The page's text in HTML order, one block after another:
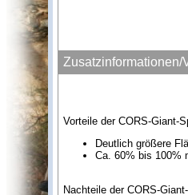
Zusatzinformationen/
Vorteile der CORS-Giant-
Deutlich größere
Ca. 60% bis 100%
Nachteile der CORS-